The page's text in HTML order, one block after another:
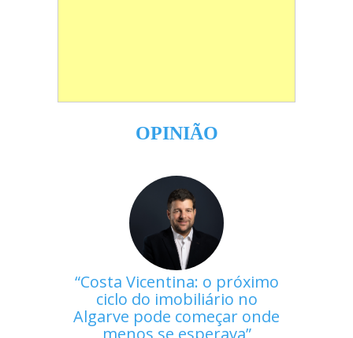
OPINIÃO
Costa Vicentina: o próximo
ciclo do imobiliário no
Algarve pode começar onde